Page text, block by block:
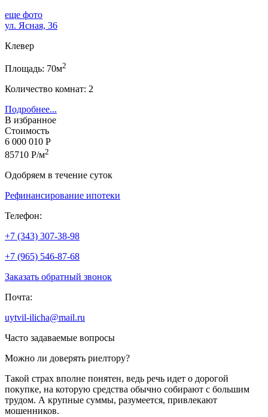
еще фото
ул. Ясная, 36
Клевер
Площадь: 70м2
Количество комнат: 2
Подробнее...
В избранное
Стоимость
6 000 010 Р
85710 Р/м2
Одобряем в течение суток
Рефинансирование ипотеки
Телефон:
+7 (343) 307-38-98
+7 (965) 546-87-68
Заказать обратный звонок
Почта:
uytvil-ilicha@mail.ru
Часто задаваемые вопросы
Можно ли доверять риелтору?
Такой страх вполне понятен, ведь речь идет о дорогой
покупке, на которую средства обычно собирают с большим
трудом. А крупные суммы, разумеется, привлекают
мошенников.